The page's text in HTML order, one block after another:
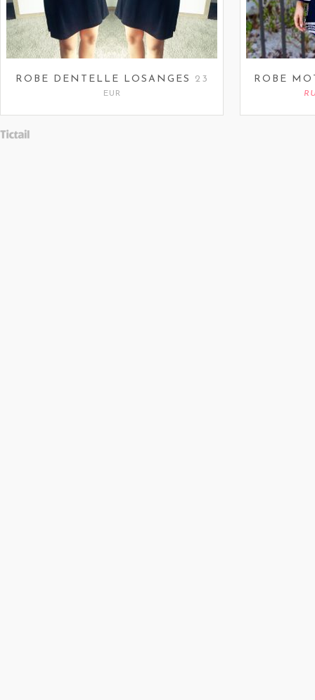
ROBE DENTELLE LOSANGES 23
EUR
ROBE